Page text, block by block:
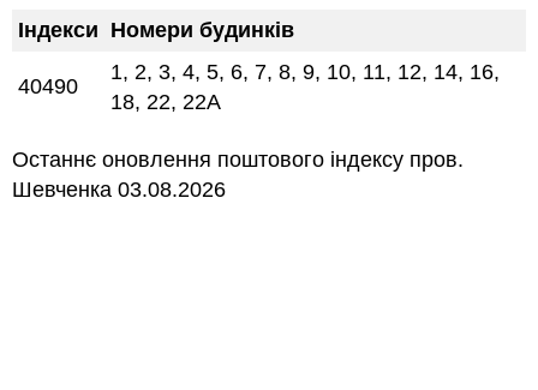
Індекси Номери будинків
40490
1, 2, 3, 4, 5, 6, 7, 8, 9, 10, 11, 12, 14, 16,
18, 22, 22А
Останнє оновлення поштового індексу пров.
Шевченка 03.08.2026